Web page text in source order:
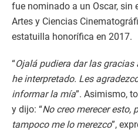
fue nominado a un Oscar, sin
Artes y Ciencias
estatuilla honorífica en 2017.
“Ojalá pudiera dar las
he interpretado. Les
informar la mía”. Asimismo,
y dijo: “No creo merecer esto,
tampoco me lo merezco”,